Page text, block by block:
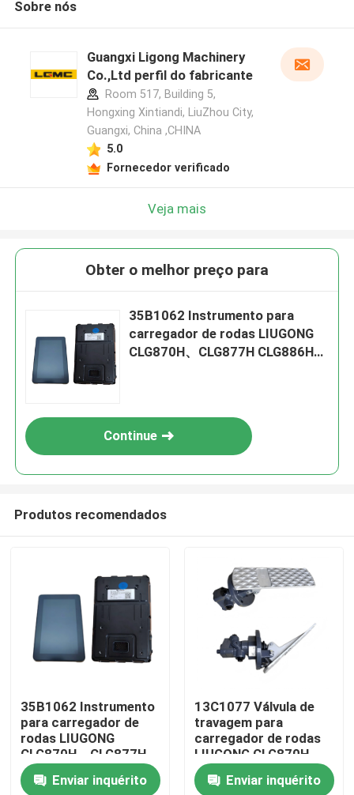
Casa
Produtos
Sobre nós
Guangxi Ligong Machinery
Co.,Ltd perfil do fabricante
Room 517, Building 5,
Hongxing Xintiandi, LiuZhou City,
Guangxi, China ,CHINA
5.0
Fornecedor verificado
Veja mais
Obter o melhor preço para
35B1062 Instrumento para
carregador de rodas LIUGONG
CLG870H、CLG877H CLG886H、
Continue
Produtos recomendados
35B1062 Instrumento
para carregador de
rodas LIUGONG
CLG870H、CLG877H
CLG886H、CLG888H
Enviar inquérito
13C1077 Válvula de
travagem para
carregador de rodas
LIUGONG CLG870H、
CLG877H CLG886H、
CLG888HEnviar inquérito